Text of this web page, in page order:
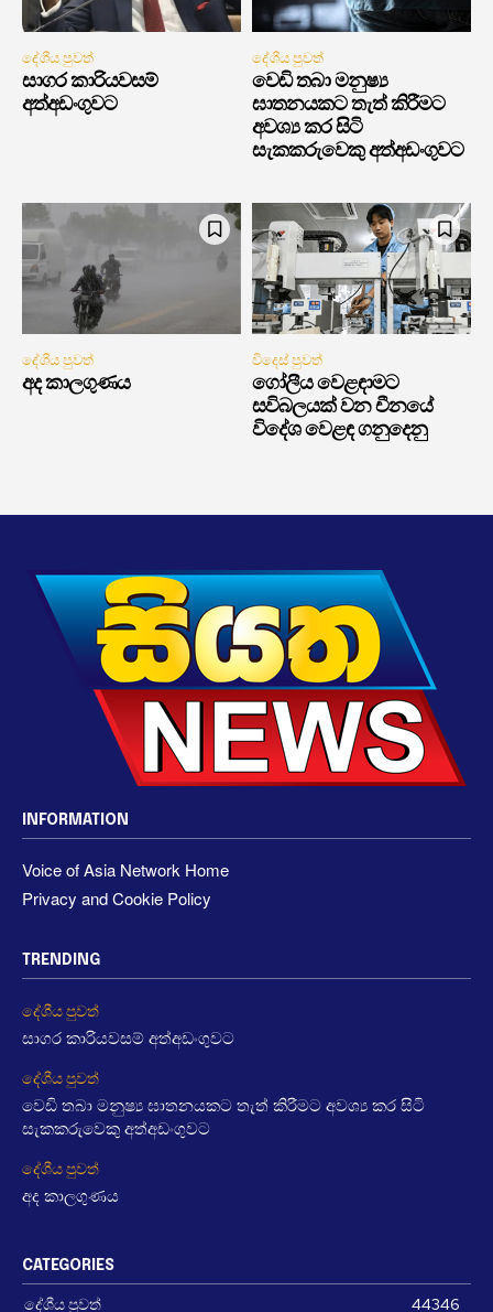
දේශීය පුවත්
සාගර කාරියවසම්
අත්අඩංගුවට
දේශීය පුවත්
වෙඩි තබා මනුෂ්‍ය
ඝාතනයකට තැත් කිරීමට
අවශ්‍ය කර සිටි
සැකකරුවෙකු අත්අඩංගුවට
දේශීය පුවත්
අද කාලගුණය
විදෙස් පුවත්
ගෝලීය වෙළඳාමට
සවිබලයක් වන චීනයේ
විදේශ වෙළඳ ගනුදෙනු
INFORMATION
Voice of Asia Network Home
Privacy and Cookie Policy
TRENDING
දේශීය පුවත්
සාගර කාරියවසම් අත්අඩංගුවට
දේශීය පුවත්
වෙඩි තබා මනුෂ්‍ය ඝාතනයකට තැත් කිරීමට අවශ්‍ය කර සිටි
සැකකරුවෙකු අත්අඩංගුවට
දේශීය පුවත්
අද කාලගුණය
CATEGORIES
දේශීය පුවත් 44346